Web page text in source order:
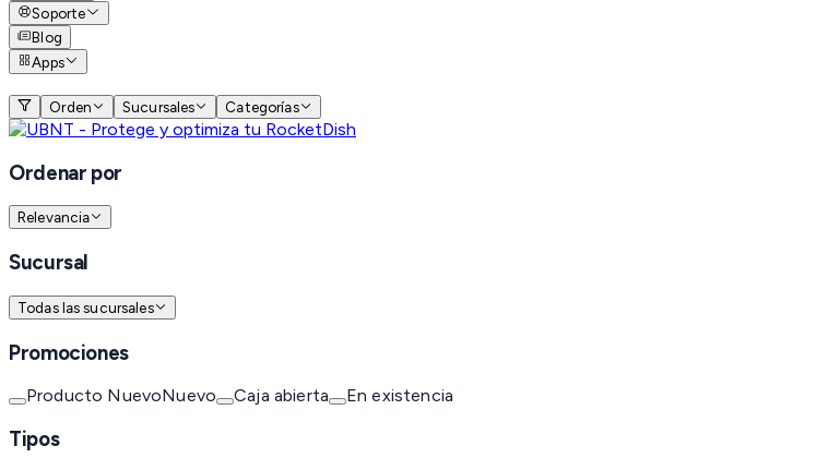
Soporte
Blog
Apps
Orden Sucursales Categorías
Ordenar por
Relevancia
Sucursal
Todas las sucursales
Promociones
Producto NuevoNuevo Caja abierta En existencia
Tipos